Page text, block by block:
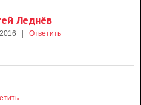
Леднёв
|
Ответить